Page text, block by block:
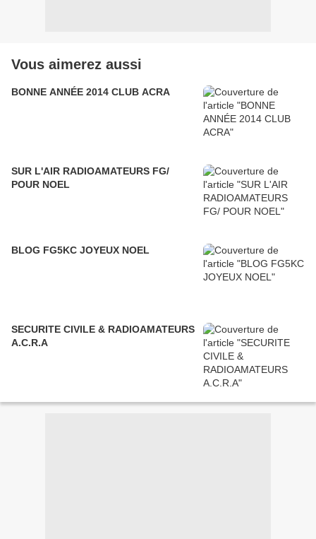
Vous aimerez aussi
BONNE ANNÉE 2014 CLUB ACRA
SUR L'AIR RADIOAMATEURS FG/
POUR NOEL
BLOG FG5KC JOYEUX NOEL
SECURITE CIVILE & RADIOAMATEURS
A.C.R.A